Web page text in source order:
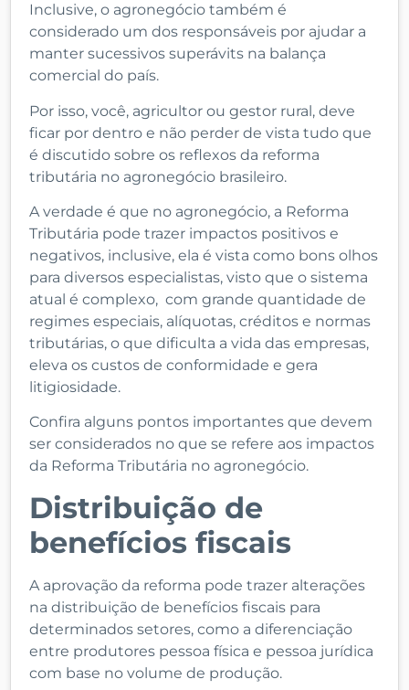
Inclusive, o agronegócio também é
considerado um dos responsáveis por ajudar a
manter sucessivos superávits na balança
comercial do país.
Por isso, você, agricultor ou gestor rural, deve
ficar por dentro e não perder de vista tudo que
é discutido sobre os reflexos da reforma
tributária no agronegócio brasileiro.
A verdade é que no agronegócio, a Reforma
Tributária pode trazer impactos positivos e
negativos, inclusive, ela é vista como bons olhos
para diversos especialistas, visto que o sistema
atual é complexo, com grande quantidade de
regimes especiais, alíquotas, créditos e normas
tributárias, o que dificulta a vida das empresas,
eleva os custos de conformidade e gera
litigiosidade.
Confira alguns pontos importantes que devem
ser considerados no que se refere aos impactos
da Reforma Tributária no agronegócio.
Distribuição de
benefícios fiscais
A aprovação da reforma pode trazer alterações
na distribuição de benefícios fiscais para
determinados setores, como a diferenciação
entre produtores pessoa física e pessoa jurídica
com base no volume de produção.